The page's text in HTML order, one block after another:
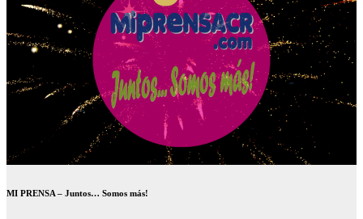
MI PRENSA – Juntos… Somos más!